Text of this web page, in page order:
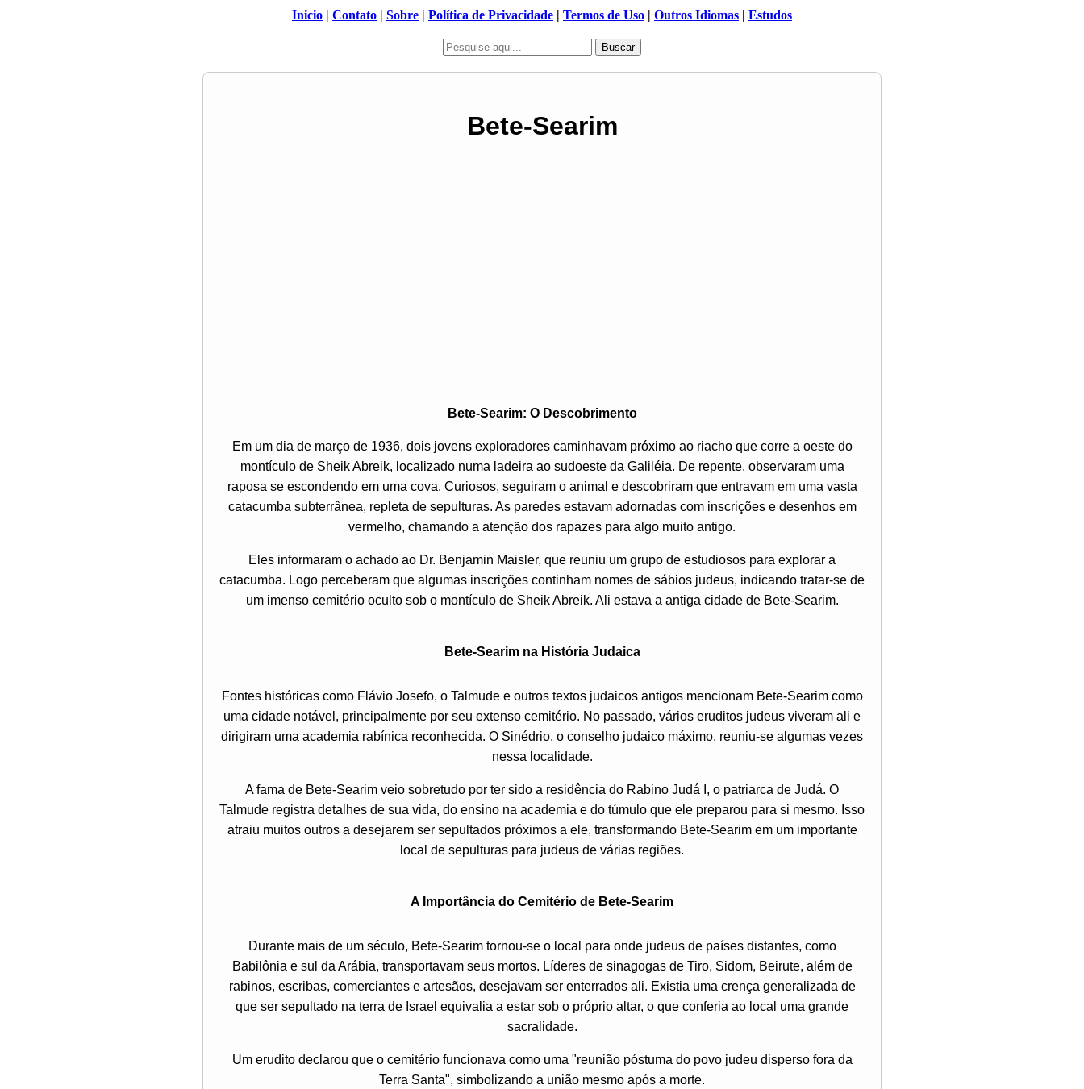
Inicio | Contato | Sobre | Política de Privacidade | Termos de Uso | Outros Idiomas | Estudos
Buscar
Bete-Searim
Bete-Searim: O Descobrimento
Em um dia de março de 1936, dois jovens exploradores caminhavam próximo ao riacho que corre a oeste do
montículo de Sheik Abreik, localizado numa ladeira ao sudoeste da Galiléia. De repente, observaram uma
raposa se escondendo em uma cova. Curiosos, seguiram o animal e descobriram que entravam em uma vasta
catacumba subterrânea, repleta de sepulturas. As paredes estavam adornadas com inscrições e desenhos em
vermelho, chamando a atenção dos rapazes para algo muito antigo.
Eles informaram o achado ao Dr. Benjamin Maisler, que reuniu um grupo de estudiosos para explorar a
catacumba. Logo perceberam que algumas inscrições continham nomes de sábios judeus, indicando tratar-se de
um imenso cemitério oculto sob o montículo de Sheik Abreik. Ali estava a antiga cidade de Bete-Searim.
Bete-Searim na História Judaica
Fontes históricas como Flávio Josefo, o Talmude e outros textos judaicos antigos mencionam Bete-Searim como
uma cidade notável, principalmente por seu extenso cemitério. No passado, vários eruditos judeus viveram ali e
dirigiram uma academia rabínica reconhecida. O Sinédrio, o conselho judaico máximo, reuniu-se algumas vezes
nessa localidade.
A fama de Bete-Searim veio sobretudo por ter sido a residência do Rabino Judá I, o patriarca de Judá. O
Talmude registra detalhes de sua vida, do ensino na academia e do túmulo que ele preparou para si mesmo. Isso
atraiu muitos outros a desejarem ser sepultados próximos a ele, transformando Bete-Searim em um importante
local de sepulturas para judeus de várias regiões.
A Importância do Cemitério de Bete-Searim
Durante mais de um século, Bete-Searim tornou-se o local para onde judeus de países distantes, como
Babilônia e sul da Arábia, transportavam seus mortos. Líderes de sinagogas de Tiro, Sidom, Beirute, além de
rabinos, escribas, comerciantes e artesãos, desejavam ser enterrados ali. Existia uma crença generalizada de
que ser sepultado na terra de Israel equivalia a estar sob o próprio altar, o que conferia ao local uma grande
sacralidade.
Um erudito declarou que o cemitério funcionava como uma "reunião póstuma do povo judeu disperso fora da
Terra Santa", simbolizando a união mesmo após a morte.